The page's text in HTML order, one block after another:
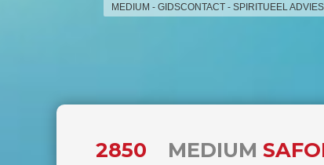
MEDIUM - GIDSCONTACT - SPIRITUEEL ADVIES
2850 MEDIUM